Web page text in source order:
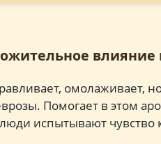
влияние
омолаживает,
Помогает в этом
испытывают